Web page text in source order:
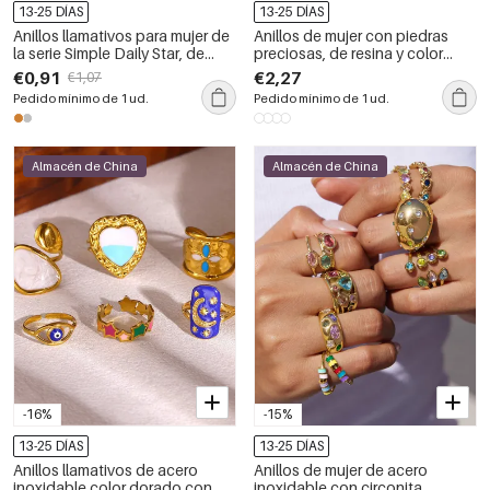
13-25 DÍAS
Anillos llamativos para mujer de
la serie Simple Daily Star, de
acero inoxidable, resistentes al
agua y color dorado.
€0,91 €1,07
Pedido mínimo de 1 ud.
13-25 DÍAS
Anillos de mujer con piedras
preciosas, de resina y color
dorado, con forma geométrica.
€2,27
Pedido mínimo de 1 ud.
-16%
Almacén de China
13-25 DÍAS
Anillos llamativos de acero
-15%
Almacén de China
13-25 DÍAS
Anillos de mujer de acero